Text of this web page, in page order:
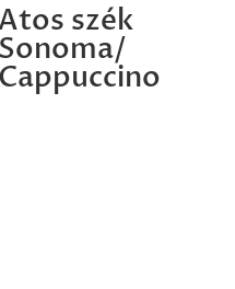
Atos szék
Sonoma/
Cappuccino